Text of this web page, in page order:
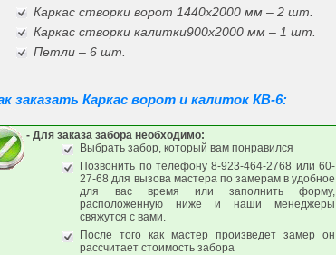
Каркас створки ворот 1440х2000 мм – 2 шт.
Каркас створки калитки900х2000 мм – 1 шт.
Петли – 6 шт.
заказать Каркас ворот и калиток КВ-6:
- Для заказа забора необходимо:
Выбрать забор, который вам понравился
Позвонить по телефону 8-923-464-2768 или 60-
27-68 для вызова мастера по замерам в удобное
для вас время или заполнить форму,
расположенную ниже и наши менеджеры
свяжутся с вами.
После того как мастер произведет замер он
рассчитает стоимость забора